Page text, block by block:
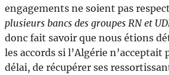
engagements ne soient pas
plusieurs bancs des groupes RN et
donc fait savoir que nous étions
les accords si l’Algérie n’acceptait
délai, de récupérer ses